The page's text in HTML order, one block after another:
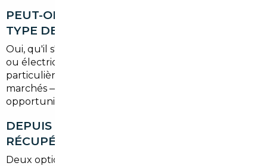
PEUT-ON IMPORTER N'IMPORTE QUEL
TYPE DE VÉHICULE DEPUIS L'ÉTRANGER ?
Oui, qu'il s'agisse d'un véhicule thermique, hybride
ou électrique. Certaines motorisations sont
particulièrement avantageuses à l'import selon les
marchés — nous vous orientons vers les meilleures
opportunités selon votre profil.
DEPUIS DUGNY, COMMENT SE PASSE LA
RÉCUPÉRATION DU VÉHICULE ?
Deux options s'offrent à vous : récupérer le véhicule